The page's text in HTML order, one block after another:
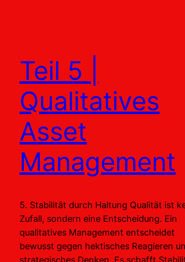
Teil 5 |
Qualitatives
Asset
Management
5. Stabilität durch Haltung Qualität ist
Zufall, sondern eine Entscheidung. Ein
qualitatives Management entscheidet
bewusst gegen hektisches Reagieren
strategisches Denken. Es schafft